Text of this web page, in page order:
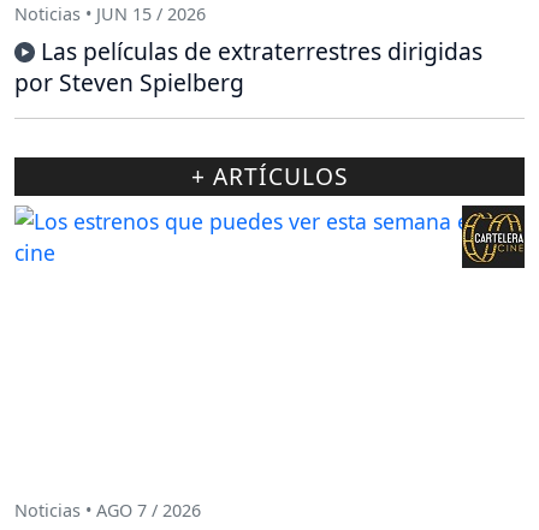
Noticias • JUN 15 / 2026
Las películas de extraterrestres dirigidas
por Steven Spielberg
+ ARTÍCULOS
Noticias • AGO 7 / 2026